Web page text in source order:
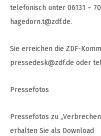
telefonisch unter 06131 –
hagedorn.t@zdf.de.
Sie erreichen die ZDF-
pressedesk@zdf.de oder
Pressefotos
Pressefotos zu
erhalten Sie als Download